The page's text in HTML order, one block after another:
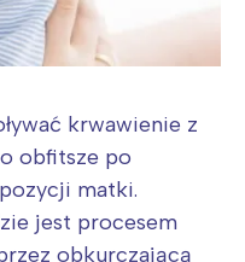
krwawienie z
obfitsze po
matki.
jest procesem
obkurczającą